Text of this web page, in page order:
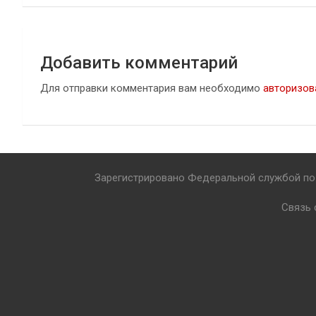
записям
Добавить комментарий
Для отправки комментария вам необходимо
Зарегистрировано Федеральной службой
Связь